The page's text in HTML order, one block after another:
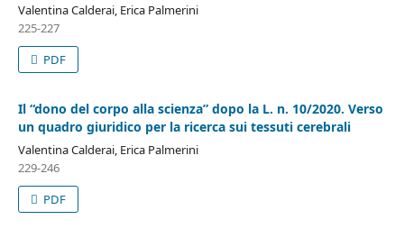
Valentina Calderai, Erica Palmerini
225-227
PDF
Il “dono del corpo alla scienza” dopo la L. n. 10/2020. Verso
un quadro giuridico per la ricerca sui tessuti cerebrali
Valentina Calderai, Erica Palmerini
229-246
PDF